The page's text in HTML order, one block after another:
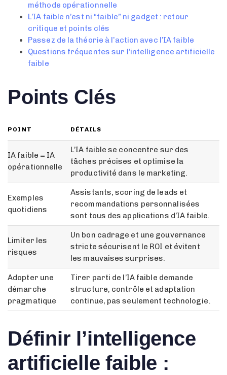
méthode opérationnelle
L’IA faible n’est ni “faible” ni gadget : retour
critique et points clés
Passez de la théorie à l’action avec l’IA faible
Questions fréquentes sur l’intelligence artificielle
faible
Points Clés
POINT DÉTAILS
IA faible = IA
opérationnelle
L’IA faible se concentre sur des
tâches précises et optimise la
productivité dans le marketing.
Exemples
quotidiens
Assistants, scoring de leads et
recommandations personnalisées
sont tous des applications d’IA faible.
Limiter les
risques
Un bon cadrage et une gouvernance
stricte sécurisent le ROI et évitent
les mauvaises surprises.
Adopter une
démarche
pragmatique
Tirer parti de l’IA faible demande
structure, contrôle et adaptation
continue, pas seulement technologie.
Définir l’intelligence
artificielle faible :